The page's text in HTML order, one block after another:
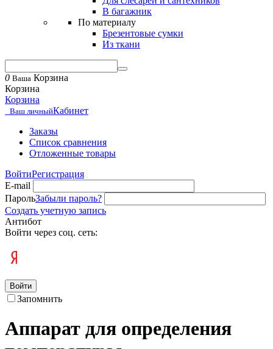
В багажник
По материалу
Брезентовые сумки
Из ткани
0 Ваша Корзина
Корзина
Корзина
Ваш личныйКабинет
Заказы
Список сравнения
Отложенные товары
ВойтиРегистрация
E-mail
ПарольЗабыли пароль?
Создать учетную запись
Антибот
Войти через соц. сеть:
Войти
Запомнить
Аппарат для определения